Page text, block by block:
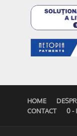
HOME
CONTACT
0 -